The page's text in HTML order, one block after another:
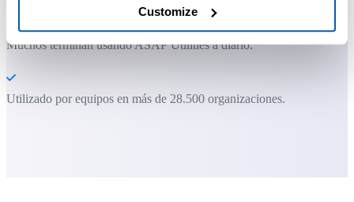
Customize
Muchos terminan usando ASAP Utilities a diario.
Utilizado por equipos en más de 28.500 organizaciones.